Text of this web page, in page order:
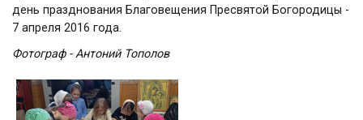
день празднования Благовещения Пресвятой Богородицы -
7 апреля 2016 года.
Фотограф - Антоний Тополов